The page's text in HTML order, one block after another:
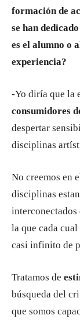
formación de
se han
es el alumno o
experiencia?
-Yo diría que la
consumidores
despertar
disciplinas
No creemos en
disciplinas
interconectados
la que cada
casi infinito de
Tratamos de
búsqueda del
que somos